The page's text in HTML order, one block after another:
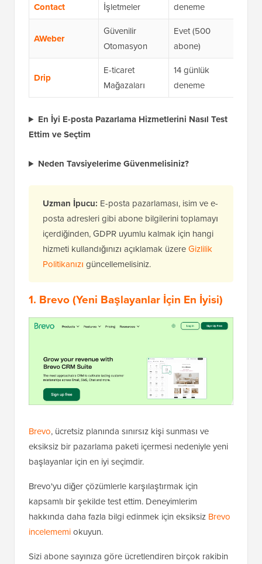
Contact
İşletmeler
deneme
AWeber
Güvenilir
Otomasyon
Evet (500
abone)
Drip
E-ticaret
Mağazaları
14 günlük
deneme
En İyi E-posta Pazarlama Hizmetlerini Nasıl Test
Ettim ve Seçtim
Neden Tavsiyelerime Güvenmelisiniz?
Uzman İpucu: E-posta pazarlaması, isim ve e-
posta adresleri gibi abone bilgilerini toplamayı
içerdiğinden, GDPR uyumlu kalmak için hangi
hizmeti kullandığınızı açıklamak üzereGizlilik
Politikanızı güncellemelisiniz.
1. Brevo(Yeni Başlayanlar İçin En İyisi)
Brevo, ücretsiz planında sınırsız kişi sunması ve
eksiksiz bir pazarlama paketi içermesi nedeniyle yeni
başlayanlar için en iyi seçimdir.
Brevo'yu diğer çözümlerle karşılaştırmak için
kapsamlı bir şekilde test ettim. Deneyimlerim
hakkında daha fazla bilgi edinmek için eksiksiz Brevo
incelememiokuyun.
Sizi abone sayınıza göre ücretlendiren birçok rakibin